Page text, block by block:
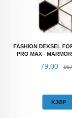
FASHION DEKSEL
PRO MAX -
Tilbud
79,00
KJØP